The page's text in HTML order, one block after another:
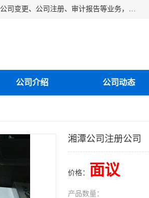
湘潭纳川会计服务有限公司主营从事：湘潭公司账务清理、湘潭公司注销、代理记账、公司变更、公司注册、审计报告等业务，公司设立有专门的代理注册部门，现有工商代办专员，部门经理从事工商代办多年，对各地区公司注册、公司变更、进出口业务等流程以及各行业公司注册、变更所需注意的细节都非常熟悉。
公司介绍 公司动态
湘潭公司注册公司
价格： 面议
产品数量：